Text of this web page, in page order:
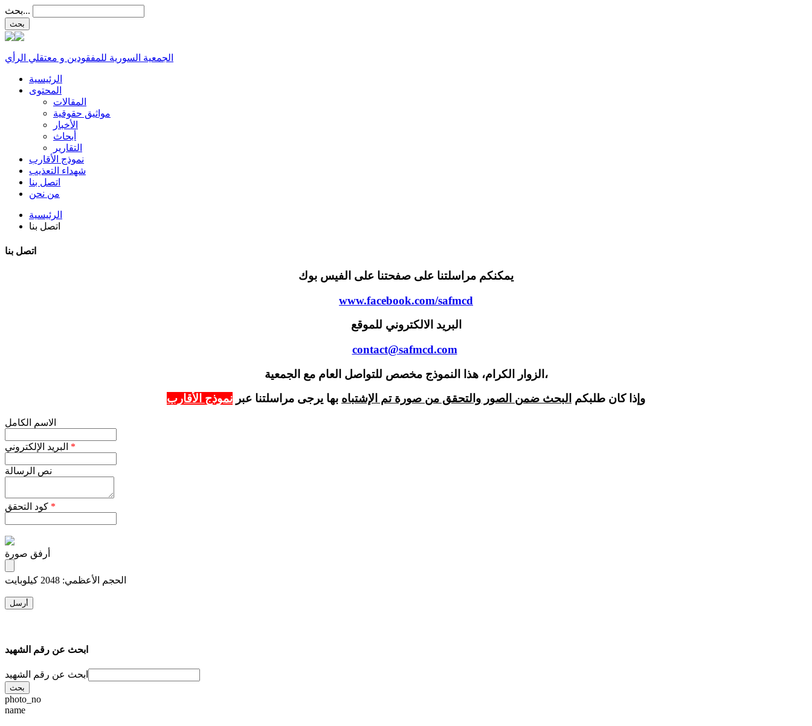
بحث...
الجمعية السورية للمفقودين و معتقلي الرأي
الرئيسية
المحتوى
المقالات
مواثيق حقوقية
الأخبار
أبحاث
التقارير
نموذج الأقارب
شهداء التعذيب
اتصل بنا
من نحن
الرئيسية
اتصل بنا
اتصل بنا
يمكنكم مراسلتنا على صفحتنا على الفيس بوك
www.facebook.com/safmcd
البريد الالكتروني للموقع
contact@safmcd.com
الزوار الكرام، هذا النموذج مخصص للتواصل العام مع الجمعية،
وإذا كان طلبكم البحث ضمن الصور والتحقق من صورة تم الإشتباه بها يرجى مراسلتنا عبر نموذج الأقارب
الاسم الكامل
*
نص الرسالة
*
أرفق صورة
الحجم الأعظمي: 2048 كيلوبايت
ابحث عن رقم الشهيد
ابحث عن رقم الشهيد
photo_no
name